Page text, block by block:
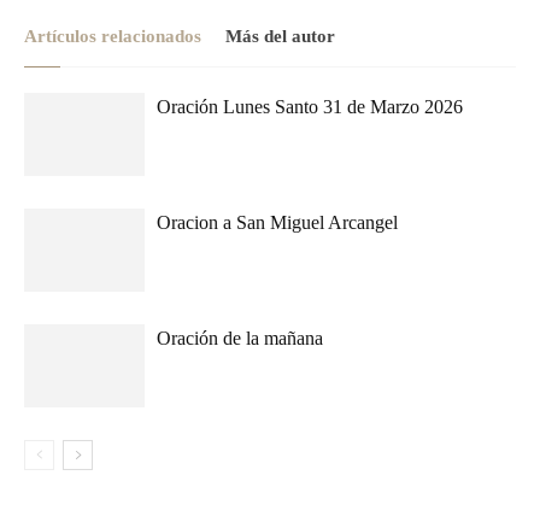
Artículos relacionados Más del autor
Oración Lunes Santo 31 de Marzo 2026
Oracion a San Miguel Arcangel
Oración de la mañana